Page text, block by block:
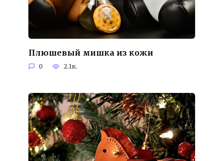
Плюшевый мишка из кожи
0 2.1к.